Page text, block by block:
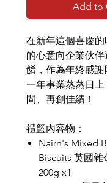
Add to
在新年這個喜慶
的心意向企業伙
餚，作為年終感
一年事業蒸蒸日
間、再創佳績！
禮籃內容物：
Nairn's Mixed
Biscuits 英國雜
200g x1